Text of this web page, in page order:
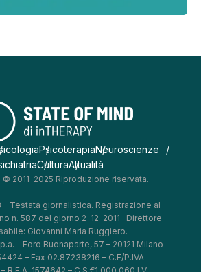
PsicoterapiaNeuroscienze
CulturaAttualità
2011-2025 Riproduzione riservata.
– Testata giornalistica. Registrazione al
n. 587 del giorno 2-12-2011- Direttore
Giovanni Maria Ruggiero.
– Foro Buonaparte, 57 – 20121 Milano
– Fax 02.87238216 – C.F/P.IVA